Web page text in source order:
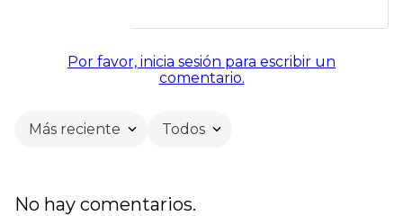
Por favor, inicia sesión para escribir un
comentario.
Más reciente Todos
No hay comentarios.